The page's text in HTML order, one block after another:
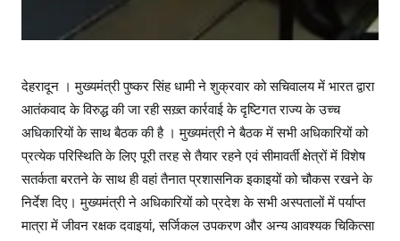
देहरादून । मुख्यमंत्री पुष्कर सिंह धामी ने शुक्रवार को सचिवालय में भारत द्वारा
आतंकवाद के विरुद्ध की जा रही सख़्त कार्रवाई के दृष्टिगत राज्य के उच्च
अधिकारियों के साथ बैठक की है । मुख्यमंत्री ने बैठक में सभी अधिकारियों को
प्रत्येक परिस्थिति के लिए पूरी तरह से तैयार रहने एवं सीमावर्ती क्षेत्रों में विशेष
सतर्कता बरतने के साथ ही वहां तैनात प्रशासनिक इकाइयों को चौकस रखने के
निर्देश दिए। मुख्यमंत्री ने अधिकारियों को प्रदेश के सभी अस्पतालों में पर्याप्त
मात्रा में जीवन रक्षक दवाइयां, सर्जिकल उपकरण और अन्य आवश्यक चिकित्सा